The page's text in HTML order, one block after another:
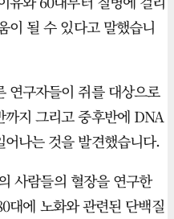
이 될 수 있다고 말했습니
연구자들이 쥐를 대상으로
까지 그리고 중후반에 DNA
어나는 것을 발견했습니다.
사람들의 혈장을 연구한
대에 노화와 관련된 단백질